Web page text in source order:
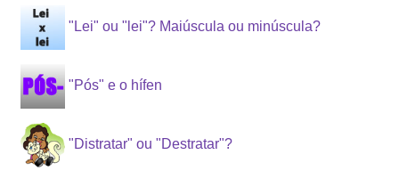
"Lei" ou "lei"? Maiúscula ou minúscula?
"Pós" e o hífen
"Distratar" ou "Destratar"?